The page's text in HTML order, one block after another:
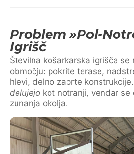
Problem »pol-
Igrišč
Številna košarkarska igrišča se
območju: pokrite terase,
hlevi, delno zaprte
delujejo kot notranji, vendar se
zunanja okolja.